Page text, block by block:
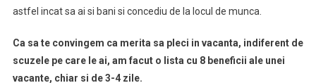
astfel incat sa ai si bani si concediu de la locul de munca.
Ca sa te convingem ca merita sa pleci in vacanta, indiferent de
scuzele pe care le ai, am facut o lista cu 8 beneficii ale unei
vacante, chiar si de 3-4 zile.